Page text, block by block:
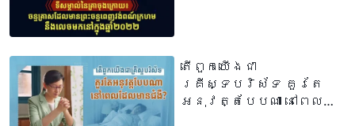
តើពួកយើងជា
គ្រីស្ទបរិស័ទ គួរតែ
អនុវត្តបែបណា នៅពេល